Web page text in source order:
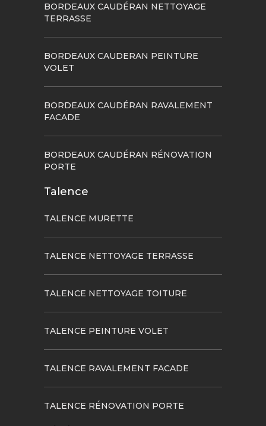
BORDEAUX CAUDÉRAN NETTOYAGE
TERRASSE
BORDEAUX CAUDERAN PEINTURE
VOLET
BORDEAUX CAUDÉRAN RAVALEMENT
FACADE
BORDEAUX CAUDÉRAN RÉNOVATION
PORTE
Talence
TALENCE MURETTE
TALENCE NETTOYAGE TERRASSE
TALENCE NETTOYAGE TOITURE
TALENCE PEINTURE VOLET
TALENCE RAVALEMENT FACADE
TALENCE RÉNOVATION PORTE